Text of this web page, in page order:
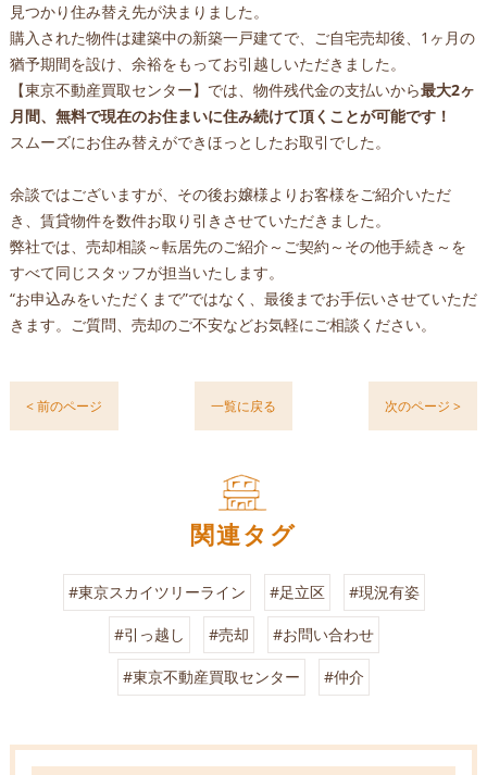
見つかり住み替え先が決まりました。
購入された物件は建築中の新築一戸建てで、ご自宅売却後、1ヶ月の
猶予期間を設け、余裕をもってお引越しいただきました。
【東京不動産買取センター】では、物件残代金の支払いから最大2ヶ
月間、無料で現在のお住まいに住み続けて頂くことが可能です！
スムーズにお住み替えができほっとしたお取引でした。
余談ではございますが、その後お嬢様よりお客様をご紹介いただ
き、賃貸物件を数件お取り引きさせていただきました。
弊社では、売却相談～転居先のご紹介～ご契約～その他手続き～を
すべて同じスタッフが担当いたします。
“お申込みをいただくまで”ではなく、最後までお手伝いさせていただ
きます。ご質問、売却のご不安などお気軽にご相談ください。
< 前のページ 一覧に戻る 次のページ >
関連タグ
#東京スカイツリーライン #足立区 #現況有姿
#引っ越し #売却 #お問い合わせ
#東京不動産買取センター #仲介